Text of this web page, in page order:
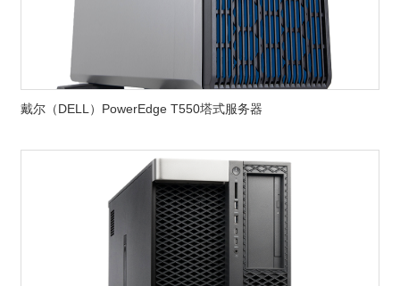
戴尔（DELL）PowerEdge T550塔式服务器